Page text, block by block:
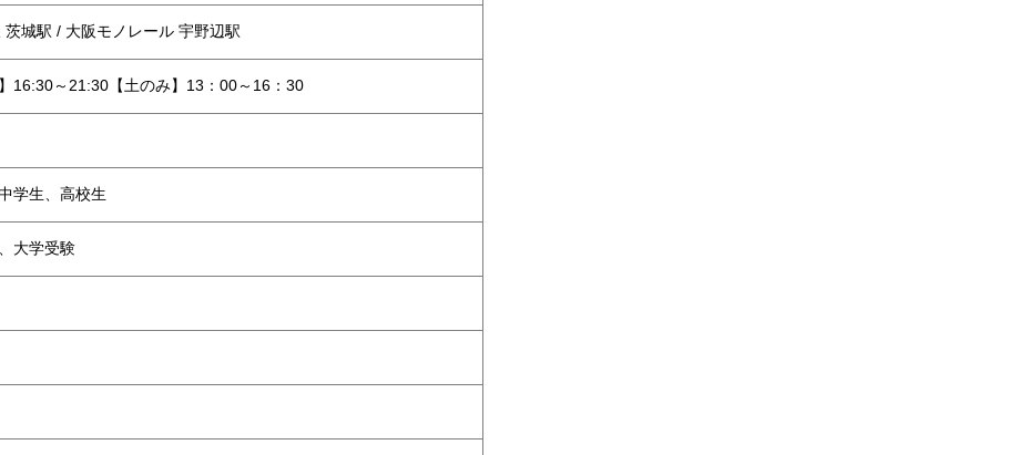
茨城駅 / 大阪モノレール 宇野辺駅
】16:30～21:30【土のみ】13：00～16：30
学生、高校生
大学受験